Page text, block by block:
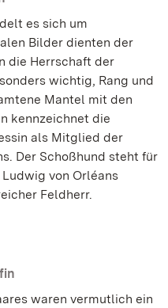
es sich um
Bilder dienten der
die Herrschaft der
wichtig, Rang und
Mantel mit den
kennzeichnet die
als Mitglied der
Der Schoßhund steht für
von Orléans
Feldherr.
waren vermutlich ein